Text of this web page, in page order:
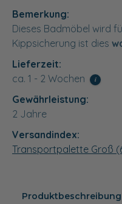
Bemerkung:
Dieses Badmöbel wird
Kippsicherung ist dies
Lieferzeit:
ca. 1 - 2 Wochen
i
Gewährleistung:
2 Jahre
Versandindex:
Transportpalette Groß
Produktbeschreibung